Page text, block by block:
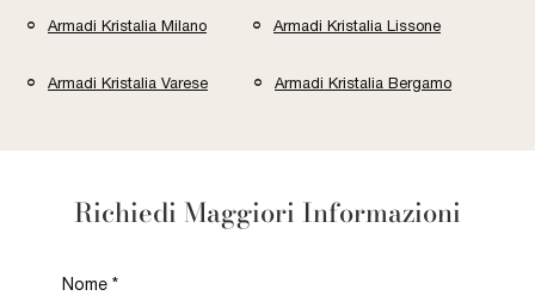
Armadi Kristalia Milano Armadi Kristalia Lissone
Armadi Kristalia Varese Armadi Kristalia Bergamo
Richiedi Maggiori Informazioni